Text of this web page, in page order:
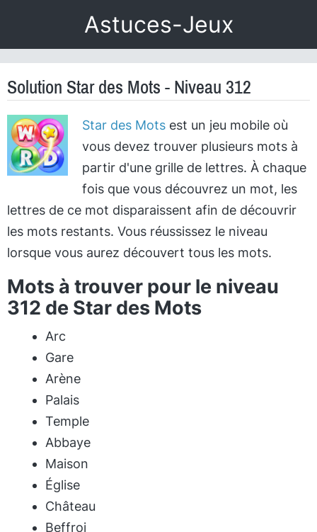
Astuces-Jeux
Solution Star des Mots - Niveau 312
Star des Motsest un jeu mobile où
vous devez trouver plusieurs mots à
partir d'une grille de lettres. À chaque
fois que vous découvrez un mot, les
lettres de ce mot disparaissent afin de découvrir
les mots restants. Vous réussissez le niveau
lorsque vous aurez découvert tous les mots.
Mots à trouver pour le niveau
312 de Star des Mots
Arc
Gare
Arène
Palais
Temple
Abbaye
Maison
Église
Château
Beffroi